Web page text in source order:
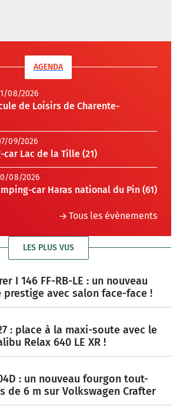
AGENDA
08/2026
de Loisirs de Charente-
09/2026
car Lac de la Tille (21)
08/2026
car Haras national du Pin (61)
Tous les évènements
LES PLUS VUS
I 146 FF-RB-LE : un nouveau
avec salon face-face !
: place à la maxi-soute avec le
Relax 640 LE XR !
: un nouveau fourgon tout-
de 6 m sur Volkswagen Crafter